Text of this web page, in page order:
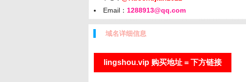
Email： 1288913@qq.com
域名详细信息
lingshou.vip 购买地址 = 下方链接